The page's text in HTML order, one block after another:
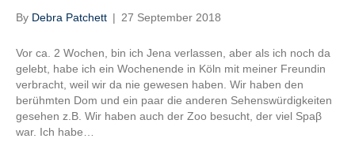
By Debra Patchett | 27 September 2018
Vor ca. 2 Wochen, bin ich Jena verlassen, aber als ich noch da
gelebt, habe ich ein Wochenende in Köln mit meiner Freundin
verbracht, weil wir da nie gewesen haben. Wir haben den
berühmten Dom und ein paar die anderen Sehenswürdigkeiten
gesehen z.B. Wir haben auch der Zoo besucht, der viel Spaβ
war. Ich habe…